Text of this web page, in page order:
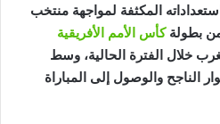
المكثفة لمواجهة منتخب
بطولةكأس الأمم الأفريقية
خلال الفترة الحالية، وسط
الناجح والوصول إلى المباراة